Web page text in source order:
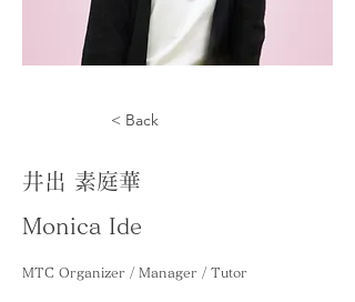
< Back
井出 素庭華
Monica Ide
MTC Organizer / Manager / Tutor